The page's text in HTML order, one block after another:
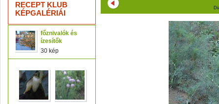
RECEPT KLUB
KÉPGALÉRIÁI
főznivalók és
ízesítők
30 kép